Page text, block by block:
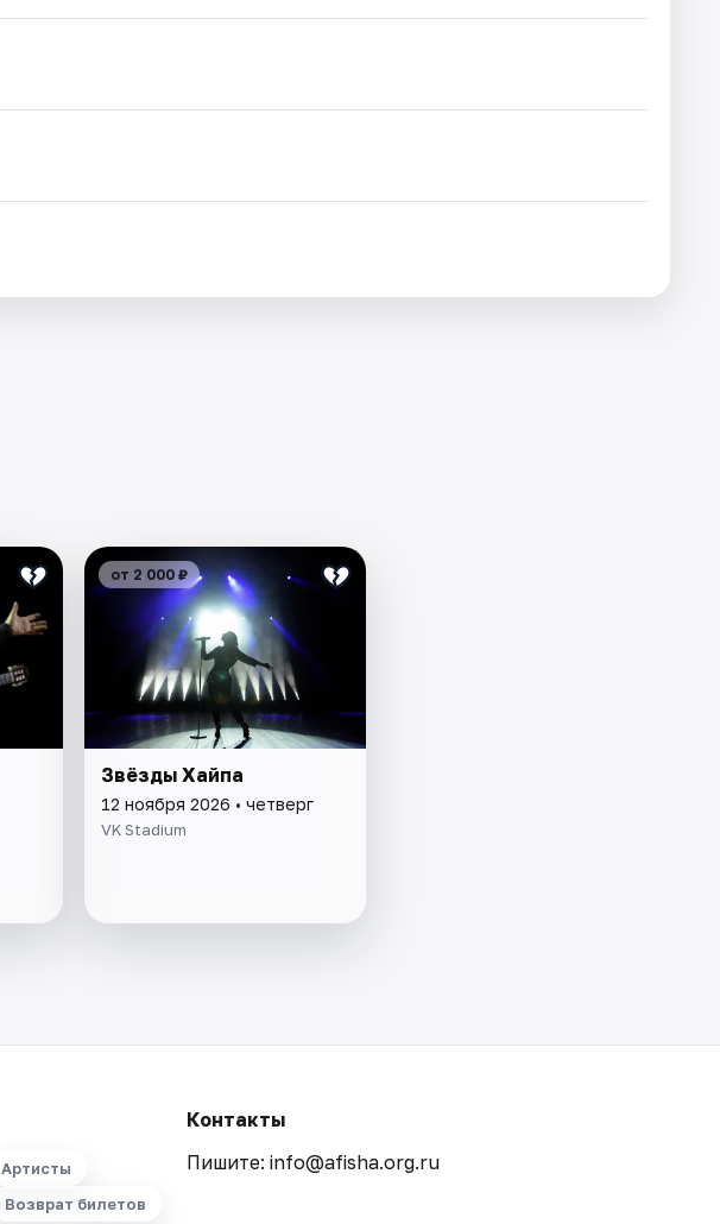
от 2 000 ₽
Звёзды Хайпа
12 ноября 2026 • четверг
VK Stadium
Артисты
Возврат билетов
Контакты
Пишите: info@afisha.org.ru